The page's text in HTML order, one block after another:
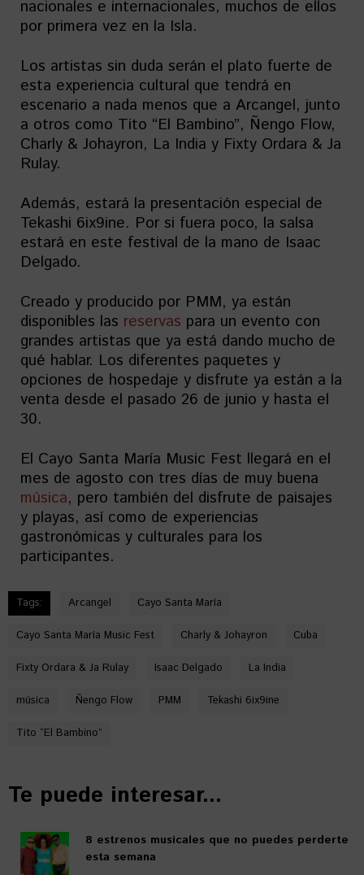
nacionales e internacionales, muchos de ellos
por primera vez en la Isla.
Los artistas sin duda serán el plato fuerte de
esta experiencia cultural que tendrá en
escenario a nada menos que a Arcangel, junto
a otros como Tito “El Bambino”, Ñengo Flow,
Charly & Johayron, La India y Fixty Ordara & Ja
Rulay.
Además, estará la presentación especial de
Tekashi 6ix9ine. Por si fuera poco, la salsa
estará en este festival de la mano de Isaac
Delgado.
Creado y producido por PMM, ya están
disponibles las reservas para un evento con
grandes artistas que ya está dando mucho de
qué hablar. Los diferentes paquetes y
opciones de hospedaje y disfrute ya están a la
venta desde el pasado 26 de junio y hasta el
30.
El Cayo Santa María Music Fest llegará en el
mes de agosto con tres días de muy buena
música, pero también del disfrute de paisajes
y playas, así como de experiencias
gastronómicas y culturales para los
participantes.
Tags: Arcangel Cayo Santa María
Cayo Santa María Music Fest Charly & Johayron Cuba
Fixty Ordara & Ja Rulay Isaac Delgado La India
música Ñengo Flow PMM Tekashi 6ix9ine
Tito “El Bambino”
Te puede interesar...
8 estrenos musicales que no puedes perderte
esta semana